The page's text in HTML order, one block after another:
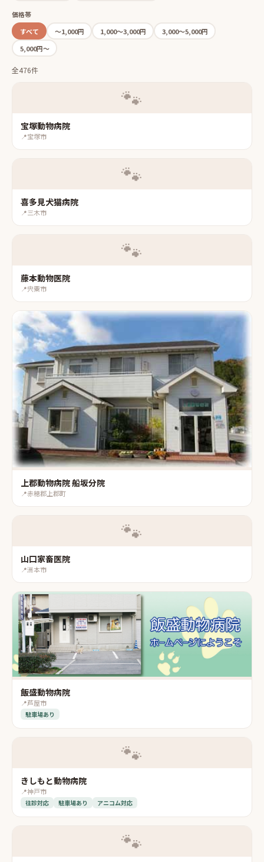
価格帯
すべて
〜1,000円 1,000〜3,000円
3,000〜5,000円
5,000円〜
全476件
🐾
宝塚動物病院
📍宝塚市
🐾
喜多見犬猫病院
📍三木市
🐾
藤本動物医院
📍宍粟市
上郡動物病院 船坂分院
📍赤穂郡上郡町
🐾
山口家畜医院
📍洲本市
飯盛動物病院
📍芦屋市
駐車場あり
🐾
きしもと動物病院
📍神戸市
往診対応 駐車場あり アニコム対応
🐾